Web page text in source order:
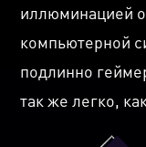
иллюминацией
компьютерной
подлинно
так же легко,